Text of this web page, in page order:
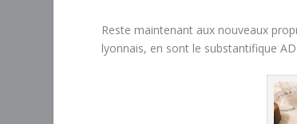
Reste maintenant aux nouveaux
lyonnais, en sont le substantifique